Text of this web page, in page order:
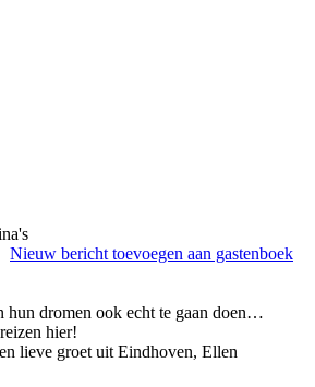
Nieuw bericht toevoegen aan gastenboek
hun dromen ook echt te gaan doen…
hier!
lieve groet uit Eindhoven, Ellen